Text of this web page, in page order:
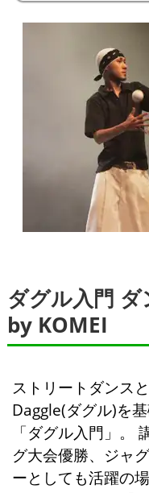
ダグル入門
by KOMEI
ストリートダンス
Daggle(ダグル)を
「ダグル入門」。
グ大会優勝、ジャ
ーとしても活躍の